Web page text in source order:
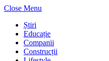
Close Menu
Știri
Educație
Companii
Construcții